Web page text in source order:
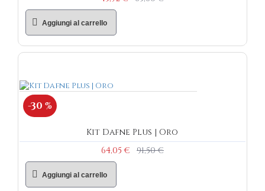
Aggiungi al carrello
-30 %
Kit Dafne Plus | Oro
64,05 €
91,50 €
Aggiungi al carrello